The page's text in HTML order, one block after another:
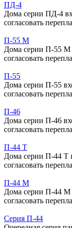
ПД-4
Дома серии ПД-4
согласовать
П-55 М
Дома серии П-55 М
согласовать
П-55
Дома серии П-55
согласовать
П-46
Дома серии П-46
согласовать
П-44 Т
Дома серии П-44 Т
согласовать
П-44 М
Дома серии П-44 М
согласовать
Серия П-44